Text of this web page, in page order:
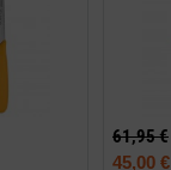
61,95 €
45,00 €